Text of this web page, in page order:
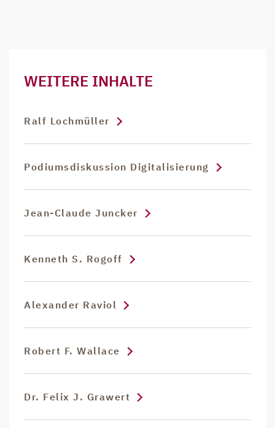
WEITERE INHALTE
Ralf Lochmüller
Podiumsdiskussion Digitalisierung
Jean-Claude Juncker
Kenneth S. Rogoff
Alexander Raviol
Robert F. Wallace
Dr. Felix J. Grawert